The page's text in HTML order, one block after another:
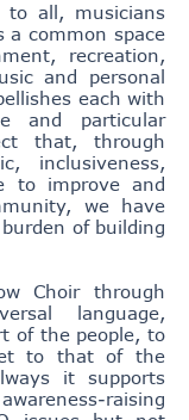
to all, musicians
a common space
recreation,
and personal
each with
and particular
that, through
inclusiveness,
to improve and
we have
of building
Choir through
language,
of the people, to
to that of the
it supports
raising